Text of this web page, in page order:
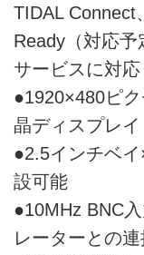
TIDAL Connect
Ready（対応
サービスに対応
●1920×480ピ
晶ディスプレイ
●2.5インチベ
設可能
●10MHz BNC
レーターとの